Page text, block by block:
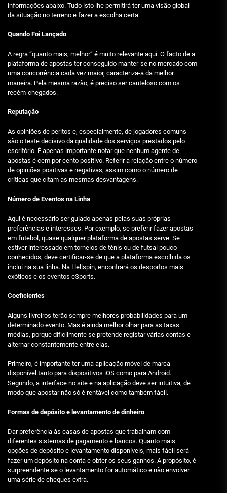
informações abaixo. Tudo isto lhe permitirá ter uma visão global
da situação no terreno e fazer a escolha certa.
Quando Foi Lançado
A regra “quanto mais, melhor” é muito relevante aqui. O facto de a
plataforma de apostas ter conseguido manter-se no mercado com
uma concorrência cada vez maior, caracteriza-a da melhor
maneira. Pela mesma razão, é preciso ser cauteloso com os
recém-chegados.
Reputação
As opiniões de peritos e, especialmente, de jogadores comuns
são o teste decisivo da qualidade dos serviços prestados pelo
escritório. É apenas importante notar que nenhum agente de
apostas é cem por cento positivo. Referir a relação entre o número
de opiniões positivas e negativas, assim como o número de
críticas que citam as mesmas desvantagens.
Número de Eventos na Linha
Aqui é necessário ser guiado apenas pelas suas próprias
preferências e interesses. Por exemplo, se preferir fazer apostas
em futebol, quase qualquer plataforma de apostas serve. Se
estiver interessado em torneios de ténis ou de futsal pouco
conhecidos, deve certificar-se de que a plataforma escolhida os
inclui na sua linha. Na Hellspin, encontrará os desportos mais
exóticos e os eventos eSports.
Coeficientes
Alguns livreiros terão sempre melhores probabilidades para um
determinado evento. Mas é ainda melhor olhar para as taxas
médias, porque dificilmente se pretende registar várias contas e
alternar constantemente entre elas.
Primeiro, é importante ter uma aplicação móvel de marca
disponível tanto para dispositivos iOS como para Android.
Segundo, a interface no site e na aplicação deve ser intuitiva, de
modo que apostar não só é rentável como também fácil.
Formas de depósito e levantamento de dinheiro
Dar preferência às casas de apostas que trabalham com
diferentes sistemas de pagamento e bancos. Quanto mais
opções de depósito e levantamento disponíveis, mais fácil será
fazer um depósito na conta e obter os seus ganhos. A propósito, é
surpreendente se o levantamento for automático e não envolver
uma série de cheques extra.